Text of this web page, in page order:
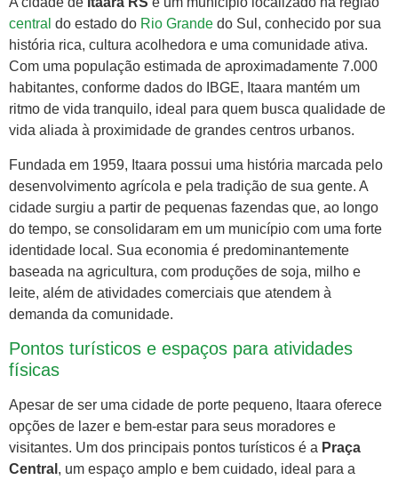
central do estado do Rio Grande do Sul, conhecido por sua
história rica, cultura acolhedora e uma comunidade ativa.
Com uma população estimada de aproximadamente 7.000
habitantes, conforme dados do IBGE, Itaara mantém um
ritmo de vida tranquilo, ideal para quem busca qualidade de
vida aliada à proximidade de grandes centros urbanos.
Fundada em 1959, Itaara possui uma história marcada pelo
desenvolvimento agrícola e pela tradição de sua gente. A
cidade surgiu a partir de pequenas fazendas que, ao longo
do tempo, se consolidaram em um município com uma forte
identidade local. Sua economia é predominantemente
baseada na agricultura, com produções de soja, milho e
leite, além de atividades comerciais que atendem à
demanda da comunidade.
Pontos turísticos e espaços para atividades
físicas
Apesar de ser uma cidade de porte pequeno, Itaara oferece
opções de lazer e bem-estar para seus moradores e
visitantes. Um dos principais pontos turísticos é a Praça
Central , um espaço amplo e bem cuidado, ideal para a